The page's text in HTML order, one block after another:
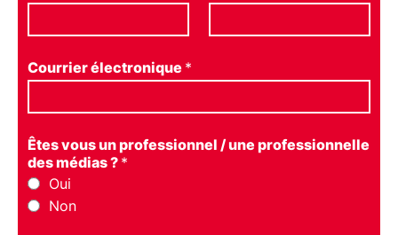
Courrier électronique *
Êtes vous un professionnel / une professionnelle
des médias ? *
Oui
Non